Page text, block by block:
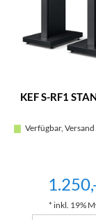
KEF S-RF1
Verfügbar,
* inkl. 19%